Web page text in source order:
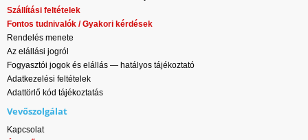
Szállítási feltételek
Fontos tudnivalók / Gyakori kérdések
Rendelés menete
Az elállási jogról
Fogyasztói jogok és elállás — hatályos tájékoztató
Adatkezelési feltételek
Adattörlő kód tájékoztatás
Vevőszolgálat
Kapcsolat